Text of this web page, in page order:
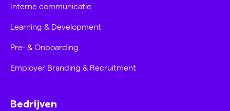
Interne communicatie
Learning & Development
Pre- & Onboarding
Employer Branding & Recruitment
Bedrijven